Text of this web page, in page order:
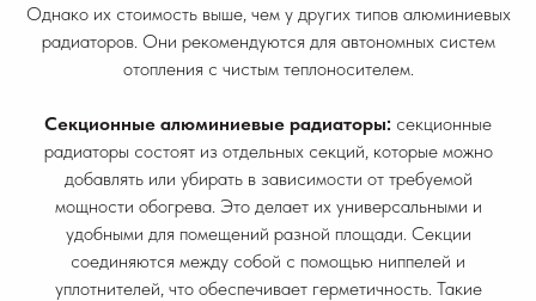
Однако их стоимость выше, чем у других типов алюминиевых
радиаторов. Они рекомендуются для автономных систем
отопления с чистым теплоносителем.
Секционные алюминиевые радиаторы: секционные
радиаторы состоят из отдельных секций, которые можно
добавлять или убирать в зависимости от требуемой
мощности обогрева. Это делает их универсальными и
удобными для помещений разной площади. Секции
соединяются между собой с помощью ниппелей и
уплотнителей, что обеспечивает герметичность. Такие